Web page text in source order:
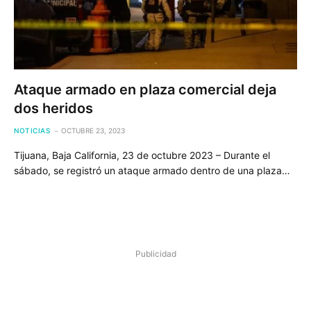
Ataque armado en plaza comercial deja
dos heridos
NOTICIAS OCTUBRE 23, 2023
Tijuana, Baja California, 23 de octubre 2023 – Durante el
sábado, se registró un ataque armado dentro de una plaza…
Publicidad